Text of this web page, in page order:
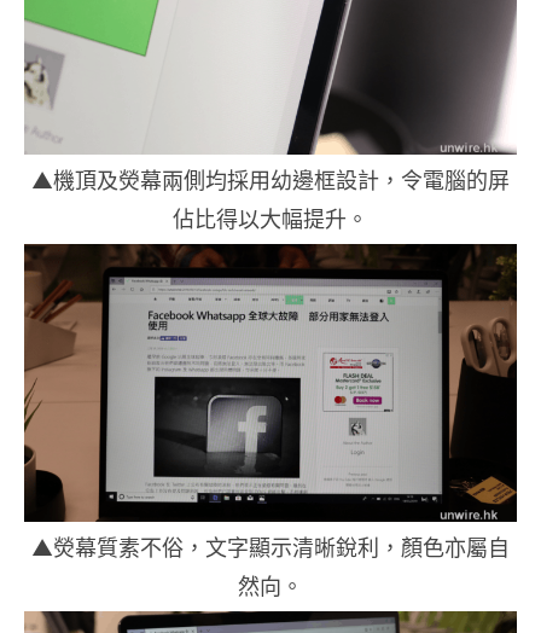
▲機頂及熒幕兩側均採用幼邊框設計，令電腦的屏
佔比得以大幅提升。
▲熒幕質素不俗，文字顯示清晰銳利，顏色亦屬自
然向。